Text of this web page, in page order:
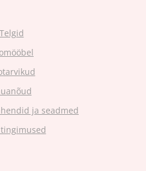
Telgid
ja seadmed